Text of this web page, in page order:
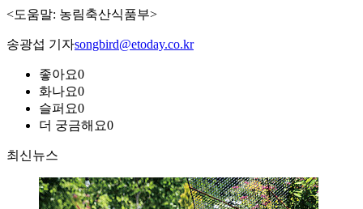
<도움말: 농림축산식품부>
송광섭 기자songbird@etoday.co.kr
좋아요0
화나요0
슬퍼요0
더 궁금해요0
최신뉴스